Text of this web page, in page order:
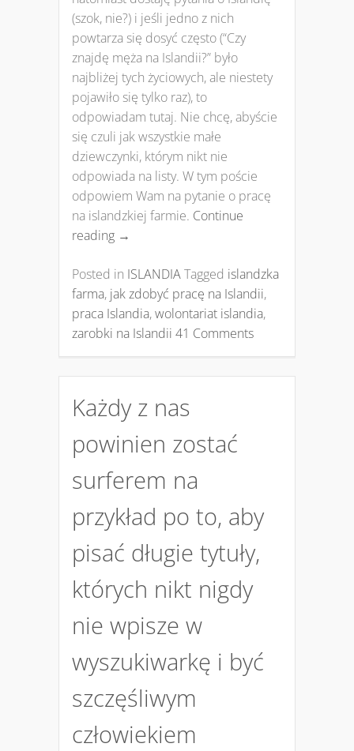
(szok, nie?) i jeśli jedno z nich
powtarza się dosyć często (“Czy
znajdę męża na Islandii?” było
najbliżej tych życiowych, ale niestety
pojawiło się tylko raz), to
odpowiadam tutaj. Nie chcę, abyście
się czuli jak wszystkie małe
dziewczynki, którym nikt nie
odpowiada na listy. W tym poście
odpowiem Wam na pytanie o pracę
na islandzkiej farmie. Continue
reading →
Posted in ISLANDIATagged islandzka
farma, jak zdobyć pracę na Islandii,
praca Islandia,wolontariat islandia,
zarobki na Islandii 41 Comments
Każdy z nas
powinien zostać
surferem na
przykład po to, aby
pisać długie tytuły,
których nikt nigdy
nie wpisze w
wyszukiwarkę i być
szczęśliwym
człowiekiem